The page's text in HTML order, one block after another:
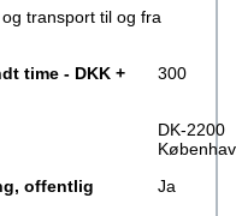
transport til og fra
time - DKK +
300
DK-2200
offentlig
Ja